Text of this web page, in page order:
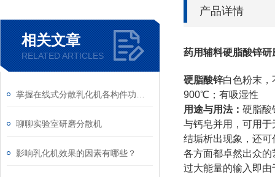
相关文章
RELATED ARTICLES
聊聊实验室研磨分散机
影响乳化机效果的因素有哪些？
产品详情
药用辅料硬脂酸锌研
硬脂酸锌白色粉末，
900℃；有吸湿性
用途与用法： 硬脂酸
与钙皂并用，可用
结垢析出现象，还
各方面都卓然出众
过大能量的输入即